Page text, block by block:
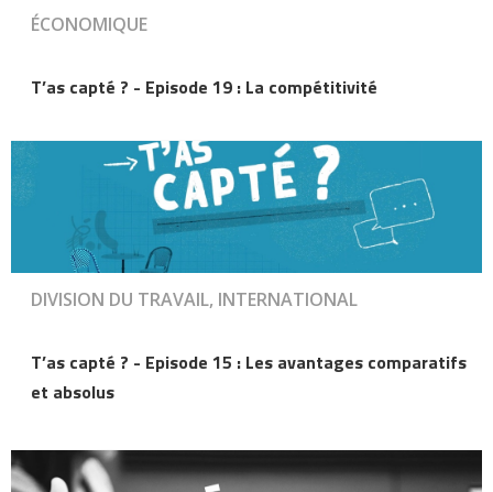
ÉCONOMIQUE
T’as capté ? - Episode 19 : La compétitivité
DIVISION DU TRAVAIL, INTERNATIONAL
T’as capté ? - Episode 15 : Les avantages comparatifs
et absolus